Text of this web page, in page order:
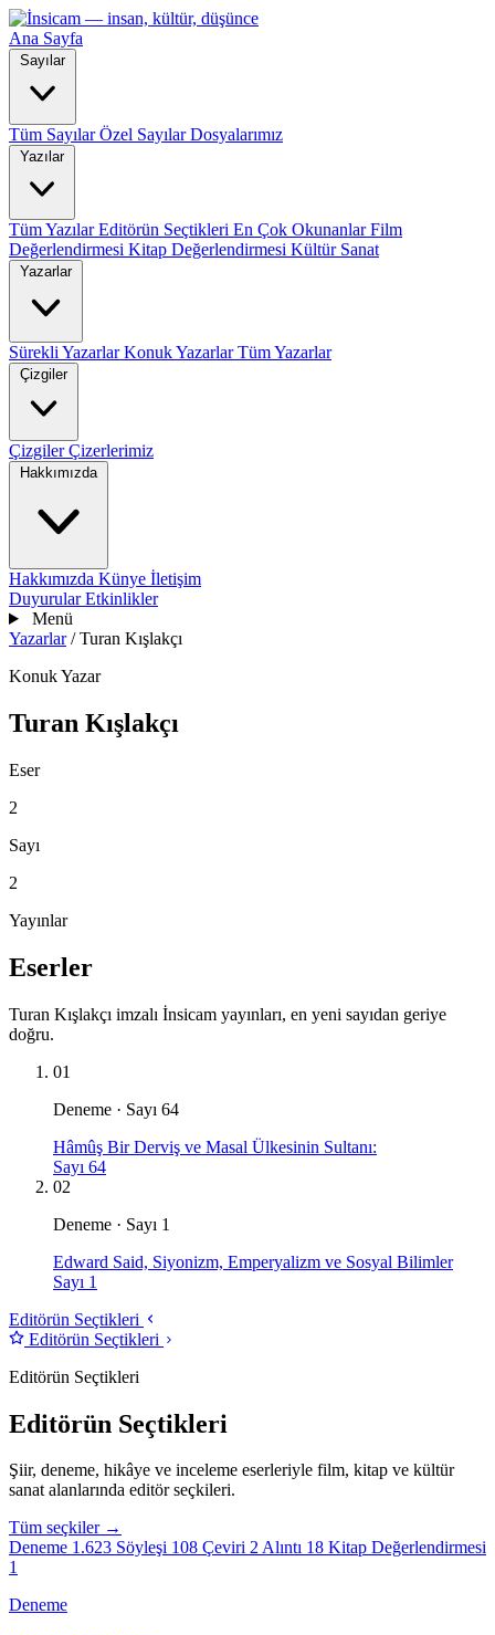
Ana Sayfa
Sayılar
Tüm SayılarÖzel SayılarDosyalarımız
Yazılar
Tüm YazılarEditörün Seçtikleri En Çok OkunanlarFilm
Değerlendirmesi Kitap Değerlendirmesi Kültür Sanat
Yazarlar
Sürekli YazarlarKonuk YazarlarTüm Yazarlar
Çizgiler
ÇizgilerÇizerlerimiz
Hakkımızda
Hakkımızda Künye İletişim
DuyurularEtkinlikler
Menü
Yazarlar / Turan Kışlakçı
Konuk Yazar
Turan Kışlakçı
Eser
2
Sayı
2
Yayınlar
Eserler
Turan Kışlakçı imzalı İnsicam yayınları, en yeni sayıdan geriye
doğru.
01
Deneme · Sayı 64
Hâmûş Bir Derviş ve Masal Ülkesinin Sultanı:
Sayı 64
02
Deneme · Sayı 1
Edward Said, Siyonizm, Emperyalizm ve Sosyal Bilimler
Sayı 1
Editörün Seçtikleri
Editörün Seçtikleri
Editörün Seçtikleri
Editörün Seçtikleri
Şiir, deneme, hikâye ve inceleme eserleriyle film, kitap ve kültür
sanat alanlarında editör seçkileri.
Tüm seçkiler →
Deneme 1.623 Söyleşi 108 Çeviri 2Alıntı 18 Kitap Değerlendirmesi
1
Deneme